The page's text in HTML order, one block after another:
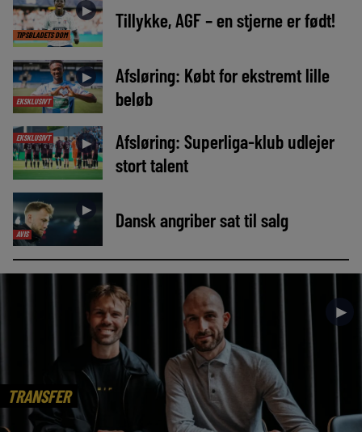
TIPSBLADETS DOM
► Tillykke, AGF – en stjerne er født!
EKSKLUSIVT
►
Afsløring: Købt for ekstremt lille
beløb
EKSKLUSIVT ►
Afsløring: Superliga-klub udlejer
stort talent
AVIS
► Dansk angriber sat til salg
TRANSFER
►